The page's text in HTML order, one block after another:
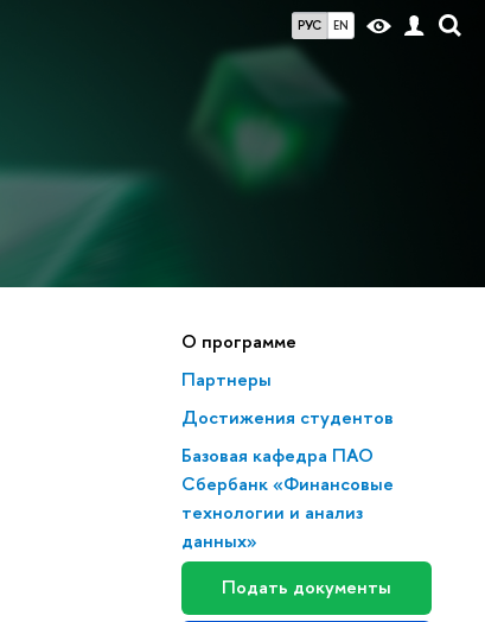
РУС EN
О программе
Партнеры
Достижения студентов
Базовая кафедра ПАО
Сбербанк «Финансовые
технологии и анализ
данных»
Подать документы